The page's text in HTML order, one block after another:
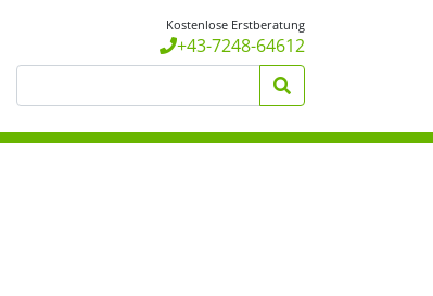
Kostenlose Erstberatung
+43-7248-64612